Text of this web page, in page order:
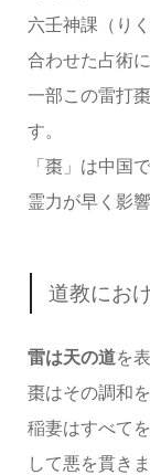
六壬神課（り
合わせた占術
一部この雷打
す。
「棗」は中国
霊力が早く影
道教にお
雷は天の道を表
棗はその調和
稲妻はすべて
して悪を貫き